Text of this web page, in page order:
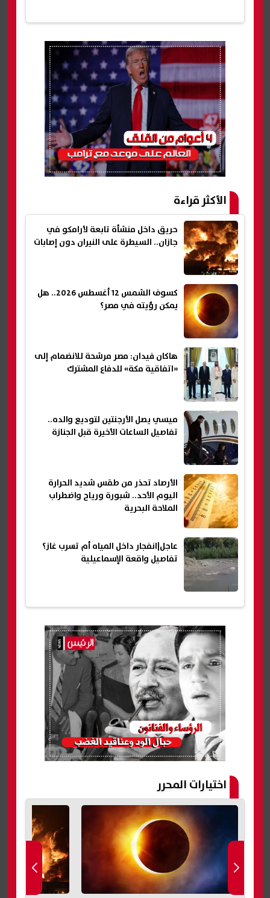
الأكثر قراءة
حريق داخل منشأة تابعة لأرامكو في
جازان.. السيطرة على النيران دون إصابات
كسوف الشمس 12 أغسطس 2026.. هل
يمكن رؤيته في مصر؟
هاكان فيدان: مصر مرشحة للانضمام إلى
«اتفاقية مكة» للدفاع المشترك
ميسي يصل الأرجنتين لتوديع والده..
تفاصيل الساعات الأخيرة قبل الجنازة
الأرصاد تحذر من طقس شديد الحرارة
اليوم الأحد.. شبورة ورياح واضطراب
الملاحة البحرية
عاجل|انفجار داخل المياه أم تسرب غاز؟
تفاصيل واقعة الإسماعيلية
اختيارات المحرر